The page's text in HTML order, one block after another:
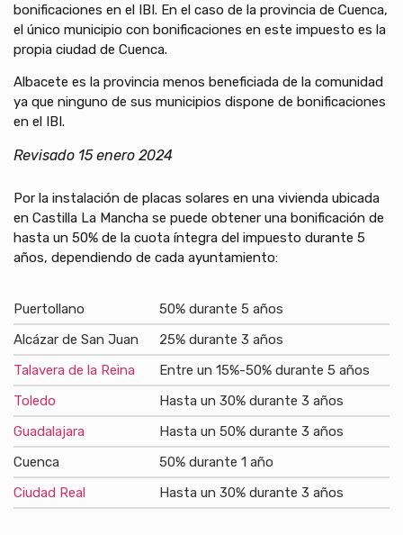
bonificaciones en el IBI. En el caso de la provincia de Cuenca,
el único municipio con bonificaciones en este impuesto es la
propia ciudad de Cuenca.
Albacete es la provincia menos beneficiada de la comunidad
ya que ninguno de sus municipios dispone de bonificaciones
en el IBI.
Revisado 15 enero 2024
Por la instalación de placas solares en una vivienda ubicada
en Castilla La Mancha se puede obtener una bonificación de
hasta un 50% de la cuota íntegra del impuesto durante 5
años, dependiendo de cada ayuntamiento:
Puertollano
50% durante 5 años
Alcázar de San Juan
25% durante 3 años
Talavera de la Reina
Entre un 15%-50% durante 5 años
Toledo
Hasta un 30% durante 3 años
Guadalajara
Hasta un 50% durante 3 años
Cuenca
50% durante 1 año
Ciudad Real
Hasta un 30% durante 3 años